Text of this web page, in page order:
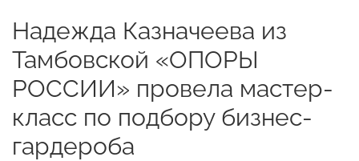
Надежда Казначеева из
Тамбовской «ОПОРЫ
РОССИИ» провела мастер-
класс по подбору бизнес-
гардероба